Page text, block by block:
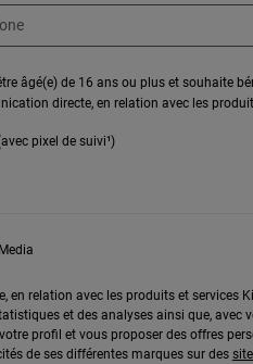
âgé(e) de 16 ans ou plus et souhaite
directe, en relation avec les
pixel de suivi¹)
en relation avec les produits et services
et des analyses ainsi que, avec
profil et vous proposer des offres
de ses différentes marques sur des